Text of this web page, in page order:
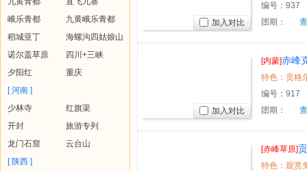
峨乐青都
九黄峨乐青都
稻城亚丁
海螺沟四姑娘山
诺尔盖草原
四川+三峡
夕阳红
重庆
[ 河南 ]
少林寺
红旗渠
开封
旅游专列
龙门石窟
云台山
[ 陕西 ]
编号： 937
团期：
加入对比
[内蒙]赤峰
六日四星
特色：贡格
编号： 917
团期：
加入对比
[赤峰草原]
特色：观赏